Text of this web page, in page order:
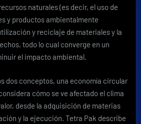
naturales (es decir, el uso de
y productos ambientalmente
y reciclaje de materiales y la
todo lo cual converge en un
el impacto ambiental.
dos conceptos, una economía circular
cómo se ve afectado el clima
desde la adquisición de materias
y la ejecución. Tetra Pak describe